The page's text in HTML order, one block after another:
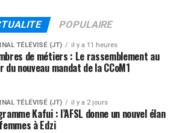
POPULAIRE
TÉLÉVISÉ (JT) il y a 11 heures
de métiers : Le rassemblement au
du nouveau mandat de la CCoM1
TÉLÉVISÉ (JT) il y a 2 jours
Kafui : l’AFSL donne un nouvel élan
à Edzi